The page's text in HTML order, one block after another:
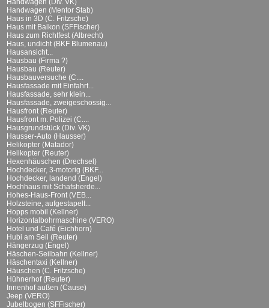
Handwagen (Div. VK)
Handwagen (Mentor Stab)
Haus in 3D (C. Fritzsche)
Haus mit Balkon (SFFischer)
Haus zum Richtfest (Albrecht)
Haus, undicht (BKF Blumenau)
Hausansicht...
Hausbau (Firma ?)
Hausbau (Reuter)
Hausbauversuche (C....
Hausfassade mit Einfahrt...
Hausfassade, sehr klein...
Hausfassade, zweigeschossig...
Hausfront (Reuter)
Hausfront m. Polizei (C....
Hausgrundstück (Div. VK)
Hausser-Auto (Hausser)
Helikopter (Matador)
Helikopter (Reuter)
Hexenhäuschen (Drechsel)
Hochdecker, 3-motorig (BKF...
Hochdecker, landend (Engel)
Hochhaus mit Schafsherde...
Hohes-Haus-Front (VEB...
Holzsteine, aufgestapelt...
Hopps mobil (Kellner)
Horizontalbohrmaschine (VERO)
Hotel und Café (Eichhorn)
Hubi am Seil (Reuter)
Hängerzug (Engel)
Häschen-Seilbahn (Kellner)
Häschentaxi (Kellner)
Häuschen (C. Fritzsche)
Hühnerhof (Reuter)
Innenhof außen (Cause)
Jeep (VERO)
Jubelbogen (SFFischer)